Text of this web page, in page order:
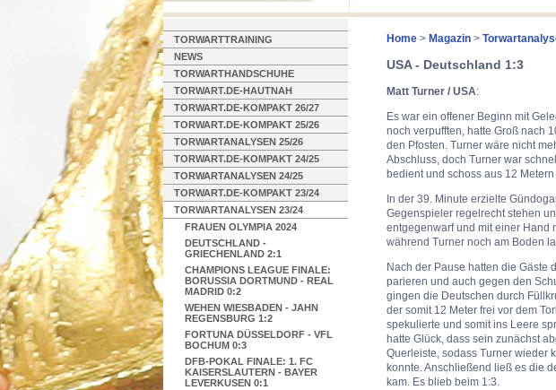
TORWARTTRAINING
NEWS
TORWARTHANDSCHUHE
TORWART.DE-HAUTNAH
TORWART.DE-KOMPAKT 26/27
TORWART.DE-KOMPAKT 25/26
TORWARTANALYSEN 25/26
TORWART.DE-KOMPAKT 24/25
TORWARTANALYSEN 24/25
TORWART.DE-KOMPAKT 23/24
TORWARTANALYSEN 23/24
FRAUEN OLYMPIA 2024
DEUTSCHLAND -
GRIECHENLAND 2:1
CHAMPIONS LEAGUE FINALE:
BORUSSIA DORTMUND - REAL
MADRID 0:2
WEHEN WIESBADEN - JAHN
REGENSBURG 1:2
FORTUNA DÜSSELDORF - VFL
BOCHUM 0:3
DFB-POKAL FINALE: 1. FC
KAISERSLAUTERN - BAYER
LEVERKUSEN 0:1
Home > Magazin >
USA - Deutschland 1:3
Matt Turner / USA:
Es war ein offener Beginn mit
noch verpufften, hatte Groß nach
den Pfosten. Turner wäre nicht
Abschluss, doch Turner war
bedient und schoss aus 12
In der 39. Minute erzielte
Gegenspieler regelrecht stehen
entgegenwarf und mit einer Hand
während Turner noch am Boden
Nach der Pause hatten die Gäste
parieren und auch gegen den
gingen die Deutschen durch
der somit 12 Meter frei vor dem
spekulierte und somit ins Leere
hatte Glück, dass sein zunächst
Querleiste, sodass Turner wieder
konnte. Anschließend ließ es die
kam. Es blieb beim 1:3.